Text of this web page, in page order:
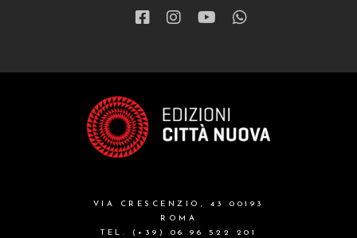
VIA CRESCENZIO, 43 00193
ROMA
TEL. (+39) 06 96 522 201